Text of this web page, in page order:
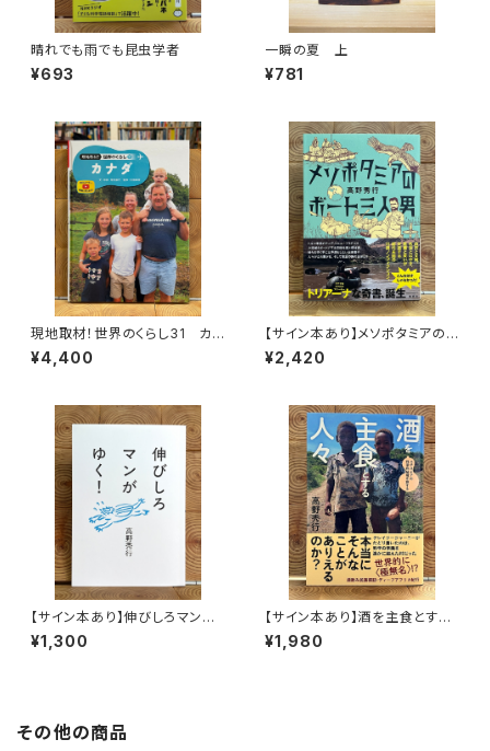
晴れでも雨でも昆虫学者
¥693
一瞬の夏 上
¥781
現地取材！世界のくらし31 カナ
ダ
¥4,400
【サイン本あり】メソポタミアの
ボート三人男
¥2,420
【サイン本あり】伸びしろマンが
ゆく！
¥1,300
【サイン本あり】酒を主食とする
人々 エチオピアの科学的秘境
を旅する
¥1,980
その他の商品